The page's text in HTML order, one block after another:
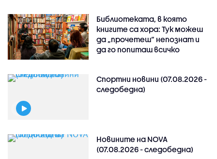
Библиотеката, в която
книгите са хора: Тук можеш
да „прочетеш“ непознат и
да го попиташ всичко
Спортни новини (07.08.2026 -
следобедна)
Новините на NOVA
(07.08.2026 - следобедна)